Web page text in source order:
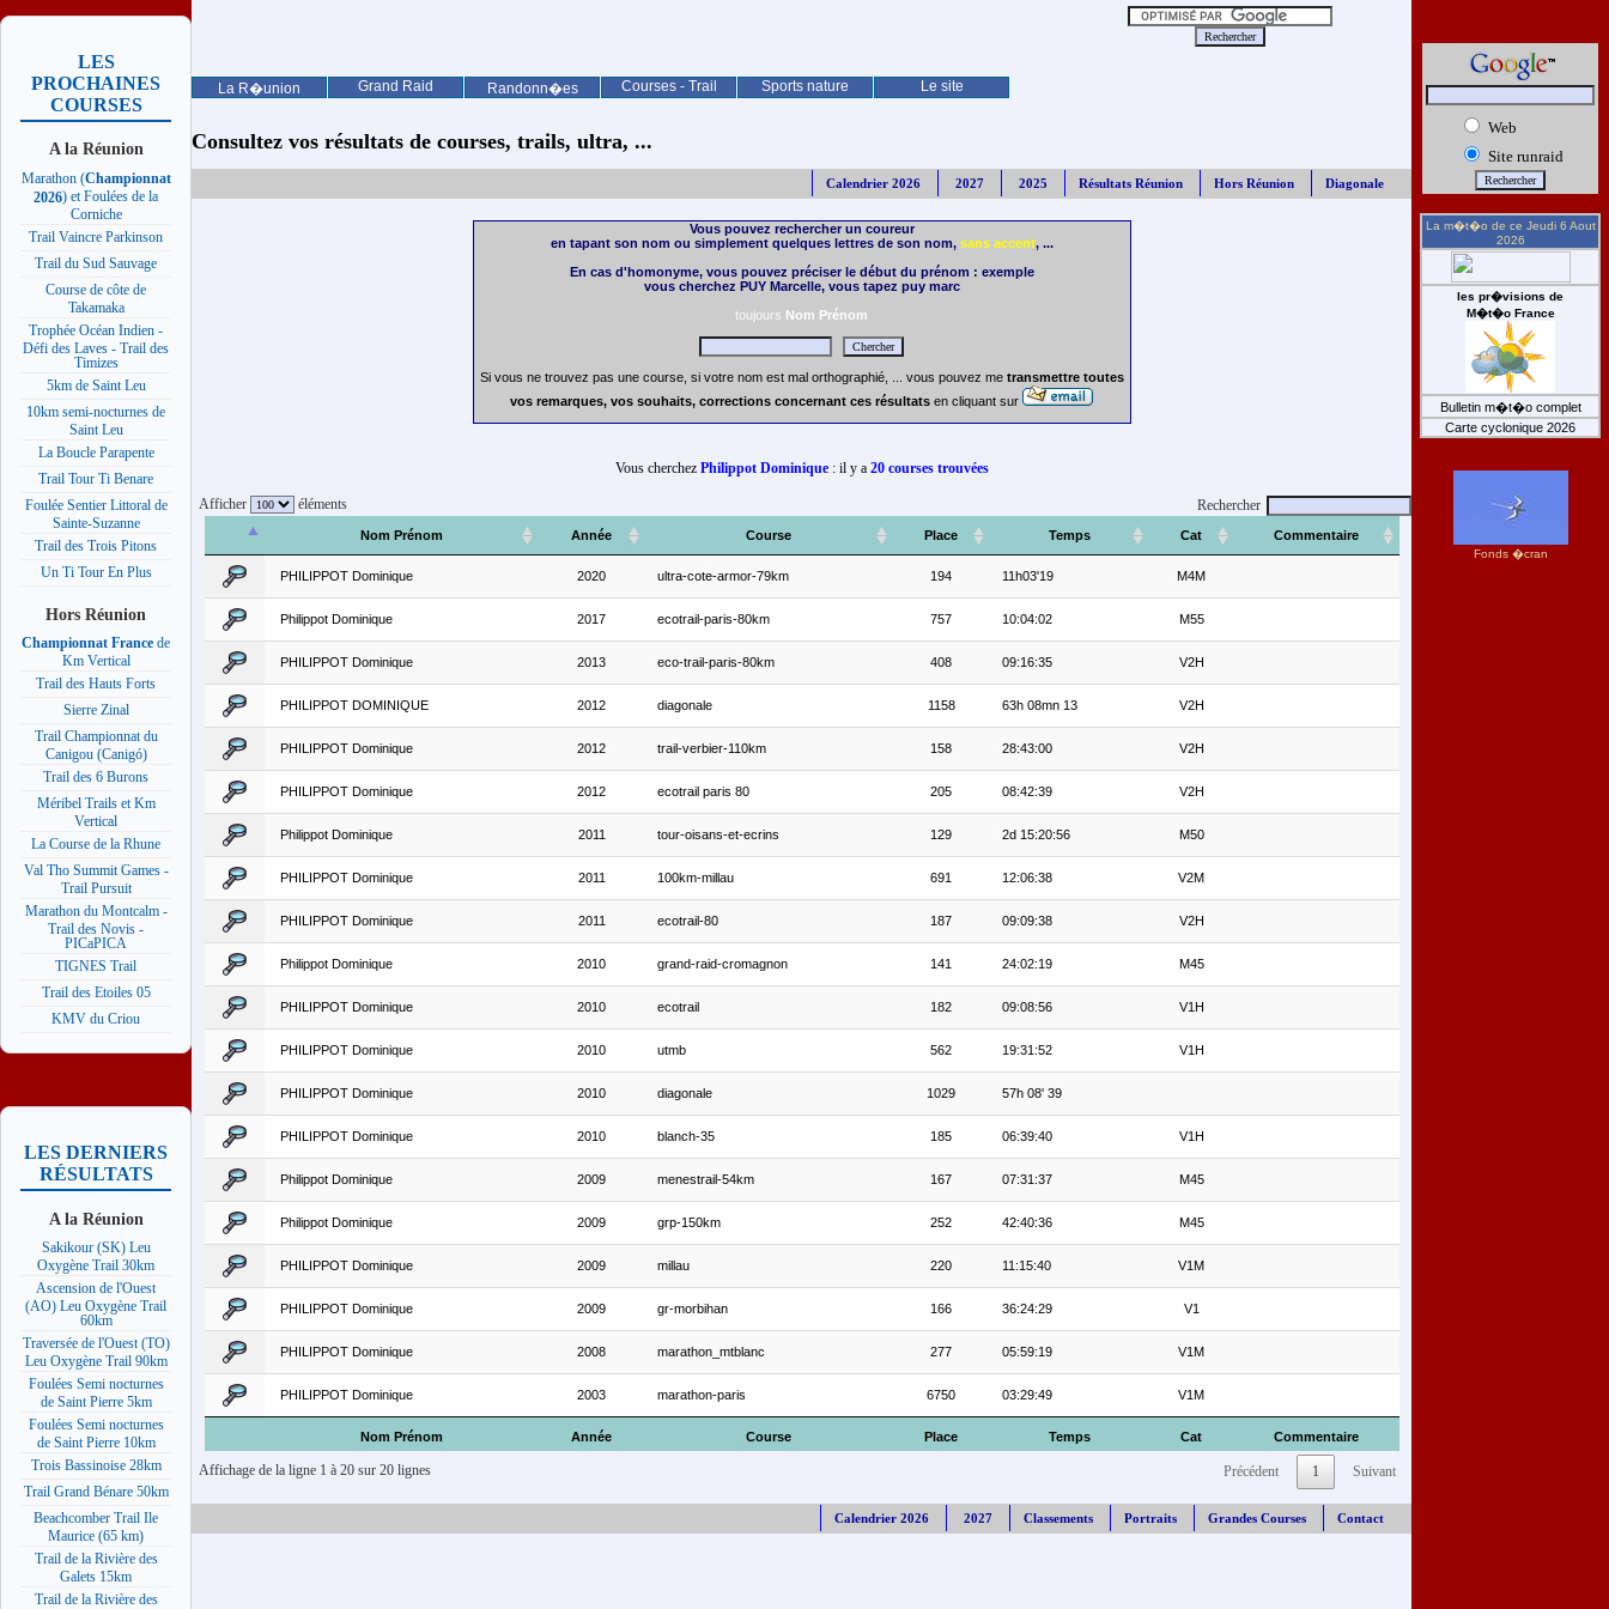
La R�union Grand Raid Randonn�es Courses - Trail Sports nature Le site
LES
PROCHAINES
COURSES
A la Réunion
Marathon (Championnat
2026) et Foulées de la
Corniche
Trail Vaincre Parkinson
Trail du Sud Sauvage
Course de côte de
Takamaka
Trophée Océan Indien -
Défi des Laves - Trail des
Timizes
5km de Saint Leu
10km semi-nocturnes de
Saint Leu
La Boucle Parapente
Trail Tour Ti Benare
Foulée Sentier Littoral de
Sainte-Suzanne
Trail des Trois Pitons
Un Ti Tour En Plus
Hors Réunion
Championnat France de
Km Vertical
Trail des Hauts Forts
Sierre Zinal
Trail Championnat du
Canigou (Canigó)
Trail des 6 Burons
Méribel Trails et Km
Vertical
La Course de la Rhune
Val Tho Summit Games -
Trail Pursuit
Marathon du Montcalm -
Trail des Novis -
PICaPICA
TIGNES Trail
Trail des Etoiles 05
KMV du Criou
LES DERNIERS
RÉSULTATS
A la Réunion
Sakikour (SK) Leu
Oxygène Trail 30km
Ascension de l'Ouest
(AO) Leu Oxygène Trail
60km
Traversée de l'Ouest (TO)
Leu Oxygène Trail 90km
Foulées Semi nocturnes
de Saint Pierre 5km
Foulées Semi nocturnes
de Saint Pierre 10km
Trois Bassinoise 28km
Trail Grand Bénare 50km
Beachcomber Trail Ile
Maurice (65 km)
Trail de la Rivière des
Galets 15km
Trail de la Rivière des
Consultez vos résultats de courses, trails, ultra, ...
Calendrier 2026 2027 2025 Résultats Réunion Hors Réunion Diagonale
Vous pouvez rechercher un coureur
en tapant son nom ou simplement quelques lettres de son nom, sans accent, ...
En cas d'homonyme, vous pouvez préciser le début du prénom : exemple
vous cherchez PUY Marcelle, vous tapez puy marc
toujours Nom Prénom
Si vous ne trouvez pas une course, si votre nom est mal orthographié, ... vous pouvez me transmettre toutes
vos remarques, vos souhaits, corrections concernant ces résultats en cliquant sur
Vous cherchez Philippot Dominique: il y a 20 courses trouvées
Afficher éléments Rechercher
Nom Prénom Année Course Place Temps Cat Commentaire
Nom Prénom Année Course Place Temps Cat Commentaire
PHILIPPOT Dominique 2020 ultra-cote-armor-79km 194 11h03'19 M4M
Philippot Dominique 2017 ecotrail-paris-80km 757 10:04:02 M55
PHILIPPOT Dominique 2013 eco-trail-paris-80km 408 09:16:35 V2H
PHILIPPOT DOMINIQUE 2012 diagonale 1158 63h 08mn 13 V2H
PHILIPPOT Dominique 2012 trail-verbier-110km 158 28:43:00 V2H
PHILIPPOT Dominique 2012 ecotrail paris 80 205 08:42:39 V2H
Philippot Dominique 2011 tour-oisans-et-ecrins 129 2d 15:20:56 M50
PHILIPPOT Dominique 2011 100km-millau 691 12:06:38 V2M
PHILIPPOT Dominique 2011 ecotrail-80 187 09:09:38 V2H
Philippot Dominique 2010 grand-raid-cromagnon 141 24:02:19 M45
PHILIPPOT Dominique 2010 ecotrail 182 09:08:56 V1H
PHILIPPOT Dominique 2010 utmb 562 19:31:52 V1H
PHILIPPOT Dominique 2010 diagonale 1029 57h 08' 39
PHILIPPOT Dominique 2010 blanch-35 185 06:39:40 V1H
Philippot Dominique 2009 menestrail-54km 167 07:31:37 M45
Philippot Dominique 2009 grp-150km 252 42:40:36 M45
PHILIPPOT Dominique 2009 millau 220 11:15:40 V1M
PHILIPPOT Dominique 2009 gr-morbihan 166 36:24:29 V1
PHILIPPOT Dominique 2008 marathon_mtblanc 277 05:59:19 V1M
PHILIPPOT Dominique 2003 marathon-paris 6750 03:29:49 V1M
Affichage de la ligne 1 à 20 sur 20 lignes Précédent 1 Suivant
Calendrier 2026 2027 Classements Portraits Grandes Courses Contact
Web
Site runraid
La m�t�o de ce Jeudi 6 Aout
2026
les pr�visions de
M�t�o France
Bulletin m�t�o complet
Carte cyclonique 2026
Fonds �cran